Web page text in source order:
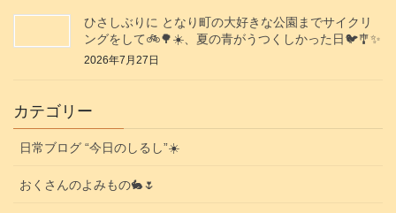
ひさしぶりに となり町の大好きな公園までサイクリ
ングをして🚲️🌳☀️、夏の青がうつくしかった日🐦️🎐✨️
2026年7月27日
カテゴリー
日常ブログ “今日のしるし”☀️
おくさんのよみもの🐇🌷